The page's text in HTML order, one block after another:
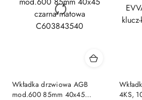
Wkładka drzwiowa AGB
mod.600 85mm 40x45
4KS,